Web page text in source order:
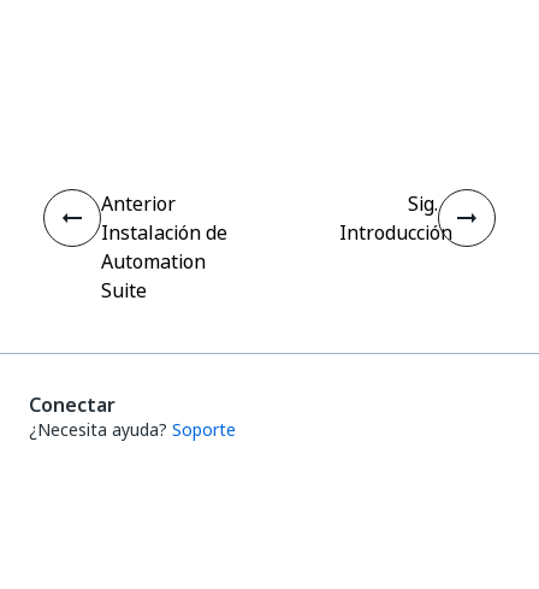
Anterior
Instalación de
Automation
Suite
Sig.
Introducción
Conectar
¿Necesita ayuda? Soporte